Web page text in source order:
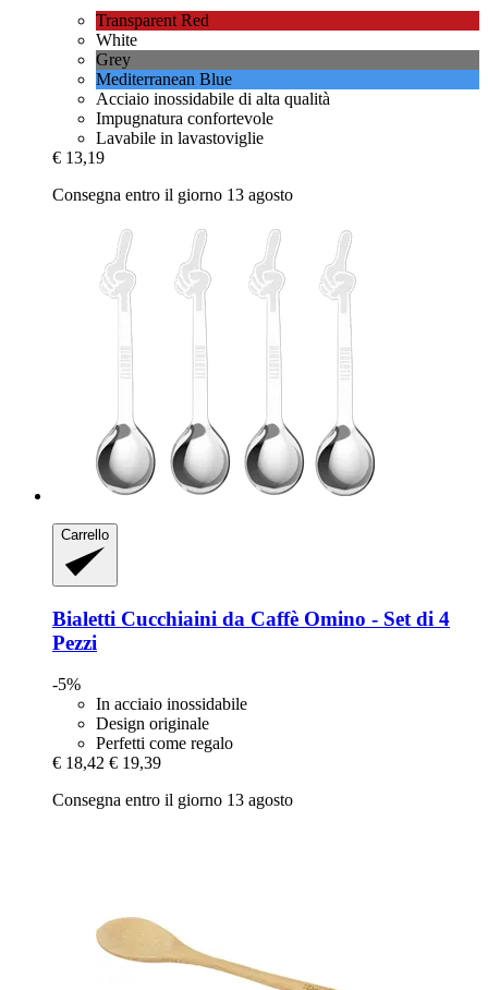
Transparent Red
White
Grey
Mediterranean Blue
Acciaio inossidabile di alta qualità
Impugnatura confortevole
Lavabile in lavastoviglie
€ 13,19
Consegna entro il giorno 13 agosto
Carrello
Bialetti Cucchiaini da Caffè Omino -​ Set di 4
Pezzi
-5%
In acciaio inossidabile
Design originale
Perfetti come regalo
€ 18,42 € 19,39
Consegna entro il giorno 13 agosto